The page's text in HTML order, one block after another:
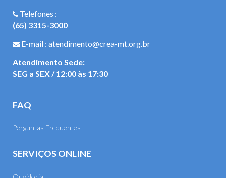
Telefones :
(65) 3315-3000
E-mail : atendimento@crea-mt.org.br
Atendimento Sede:
SEG a SEX / 12:00 às 17:30
FAQ
Perguntas Frequentes
SERVIÇOS ONLINE